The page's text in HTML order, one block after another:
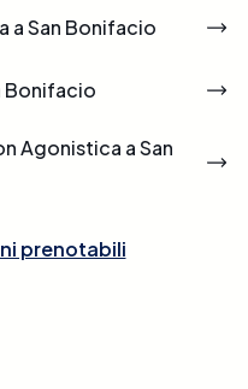
a San Bonifacio
Bonifacio
Agonistica a San
prenotabili